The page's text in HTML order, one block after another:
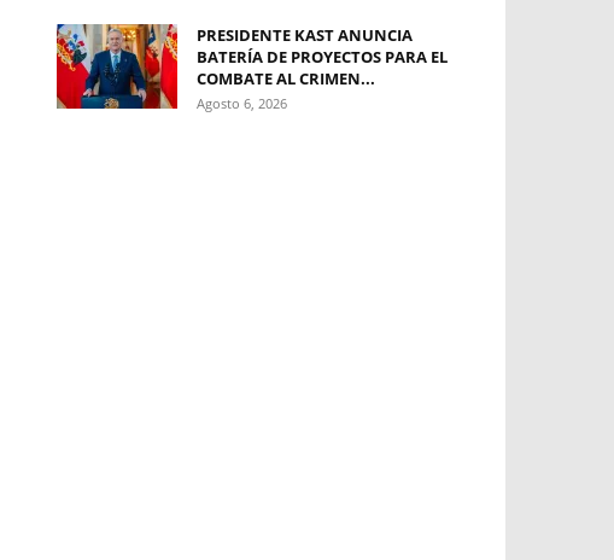
PRESIDENTE KAST ANUNCIA
BATERÍA DE PROYECTOS PARA EL
COMBATE AL CRIMEN...
Agosto 6, 2026